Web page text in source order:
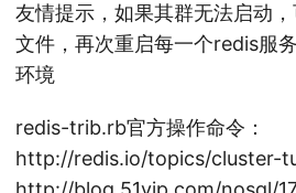
友情提示，如果其群无法启动
文件，再次重启每一个redis服
环境
redis-trib.rb官方操作命令：
http://redis.io/topics/cluster-